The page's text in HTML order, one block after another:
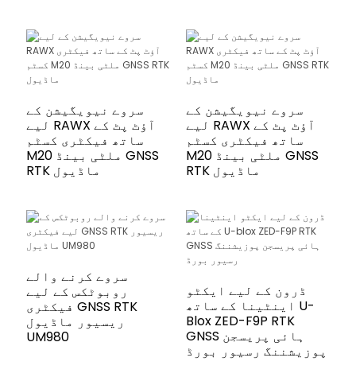
سروے نیویگیشن کے
لیے RAWX آؤٹ پٹ کے
ساتھ فیکٹری کسٹم
M20 ملٹی بینڈ GNSS
RTK ماڈیول
سروے نیویگیشن کے
لیے RAWX آؤٹ پٹ کے
ساتھ فیکٹری کسٹم
M20 ملٹی بینڈ GNSS
RTK ماڈیول
سروے کرنے والے
روبوٹکس کے لیے
فیکٹری GNSS RTK
ریسیور ماڈیول
UM980
ڈرون کے لیے ایکٹو
اینٹینا کے ساتھ U-
Blox ZED-F9P RTK
GNSS ہائی پریسجن
پوزیشننگ رسیور بورڈ